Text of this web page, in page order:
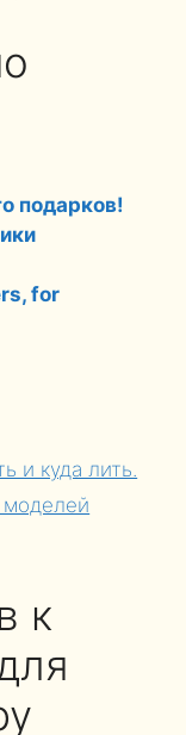
подарков!
for
и куда лить.
к